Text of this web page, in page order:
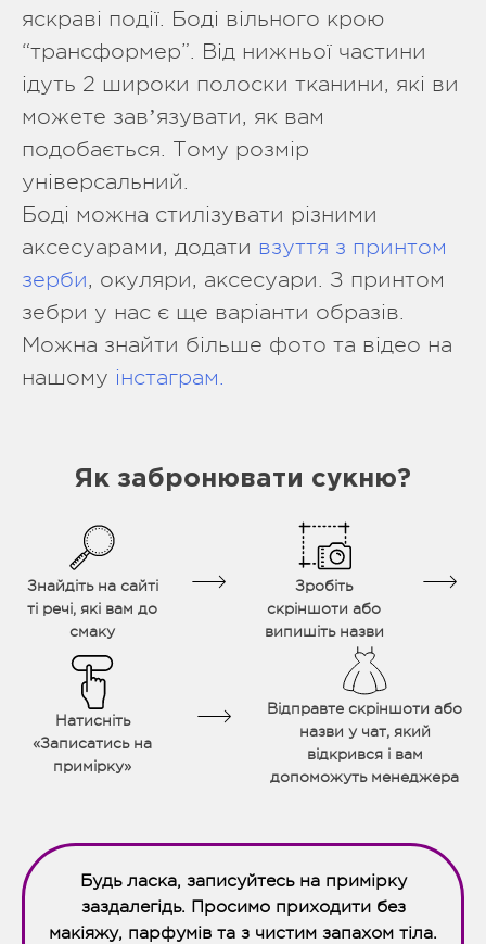
яскраві події. Боді вільного крою
“трансформер”. Від нижньої частини
ідуть 2 широки полоски тканини, які ви
можете завʼязувати, як вам
подобається. Тому розмір
універсальний.
Боді можна стилізувати різними
аксесуарами, додати взуття з принтом
зерби, окуляри, аксесуари. З принтом
зебри у нас є ще варіанти образів.
Можна знайти більше фото та відео на
нашому інстаграм.
Як забронювати сукню?
Знайдіть на сайті
ті речі, які вам до
смаку
Зробіть
скріншоти або
випишіть назви
Натисніть
«Записатись на
примірку»
Відправте скріншоти або
назви у чат, який
відкрився і вам
допоможуть менеджера
Будь ласка, записуйтесь на примірку
заздалегідь. Просимо приходити без
макіяжу, парфумів та з чистим запахом тіла.